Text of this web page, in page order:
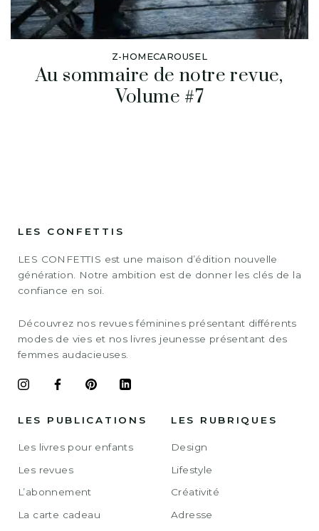
Z-HOMECAROUSEL
Au sommaire de notre revue,
Volume #7
LES CONFETTIS
LES CONFETTIS est une maison d’édition nouvelle
génération. Notre ambition est de donner les clés de la
confiance en soi.
Découvrez nos revues féminines présentant différents
modes de vies et nos livres jeunesse présentant des
femmes audacieuses.
LES PUBLICATIONS
Les livres pour enfants
Les revues
L’abonnement
La carte cadeau
LES RUBRIQUES
Design
Lifestyle
Créativité
Adresse